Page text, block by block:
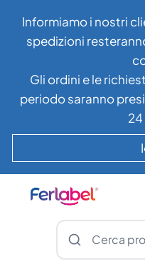
contenuto
Informiamo i nostri
spedizioni
Gli ordini e le
periodo saranno